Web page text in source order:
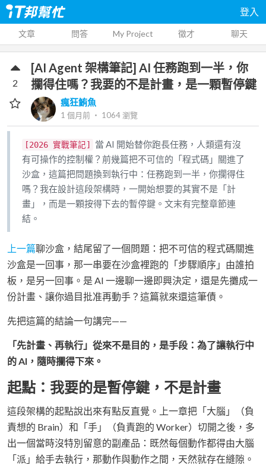
登入
文章 問答 My Project 徵才 聊天
[AI Agent 架構筆記] AI 任務跑到一半，你
攔得住嗎？我要的不是計畫，是一顆暫停鍵
瘋狂鮪魚
1 個月前 ‧ 1064瀏覽
2
[2026 實戰筆記]
當 AI 開始替你跑長任務，人類還有沒
有可操作的控制權？前幾篇把不可信的「程式碼」關進了
沙盒，這篇把問題換到執行中：任務跑到一半，你攔得住
嗎？我在設計這段架構時，一開始想要的其實不是「計
畫」，而是一顆按得下去的暫停鍵。文末有完整章節連
結。
上一篇聊沙盒，結尾留了一個問題：把不可信的程式碼關進
沙盒是一回事，那一串要在沙盒裡跑的「步驟順序」由誰拍
板，是另一回事。是 AI 一邊聊一邊即興決定，還是先攤成一
份計畫、讓你過目批准再動手？這篇就來還這筆債。
先把這篇的結論一句講完——
「先計畫、再執行」從來不是目的，是手段：為了讓執行中
的 AI，隨時攔得下來。
起點：我要的是暫停鍵，不是計畫
這段架構的起點說出來有點反直覺。上一章把「大腦」（負
責想的 Brain）和「手」（負責跑的 Worker）切開之後，多
出一個當時沒特別留意的副產品：既然每個動作都得由大腦
「派」給手去執行，那動作與動作之間，天然就存在縫隙。